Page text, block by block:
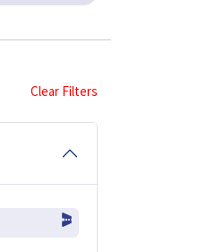
Clear Filters